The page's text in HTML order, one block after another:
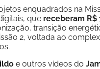
enquadrados na
que receberam R$
transição
2, voltada ao
e outros vídeos do